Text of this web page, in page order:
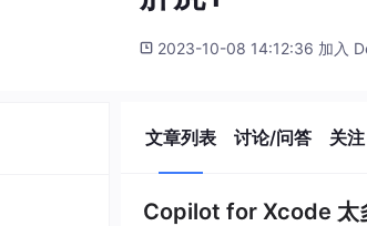
2023-10-08 14:12:36 加入
文章列表 讨论/问答 关注
Copilot for Xcode 太